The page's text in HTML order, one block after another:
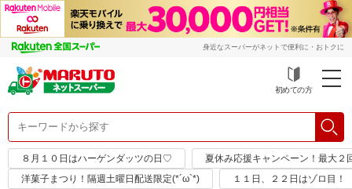
身近なスーパーがネットで便利に・おトクに
初めての方
８月１０日はハーゲンダッツの日♡
夏休み応援キャンペーン！最大２
洋菓子まつり！隔週土曜日配送限定(*´ω`*)
１１日、２２日はゾロ目！